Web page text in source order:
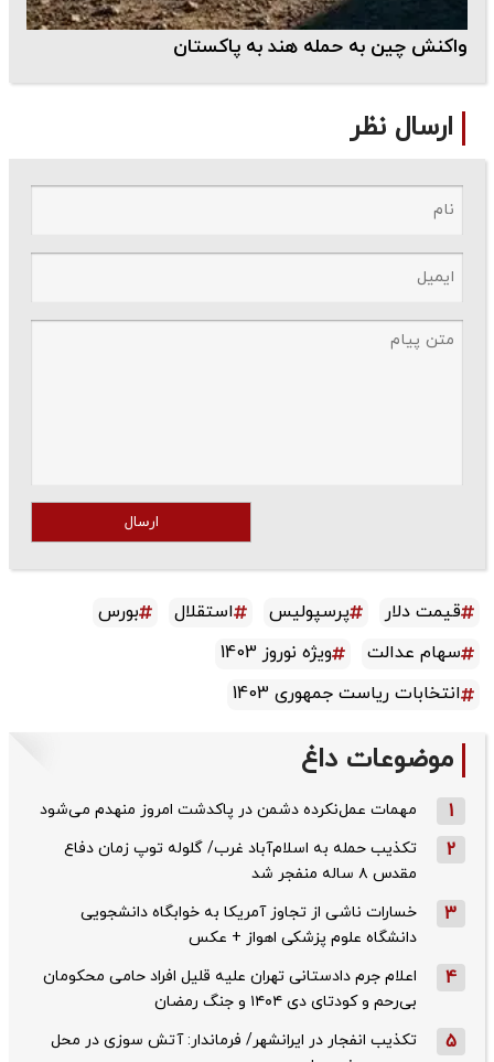
واکنش چین به حمله هند به پاکستان
ارسال نظر
ارسال
قیمت دلار پرسپولیس استقلال
بورس
سهام عدالت
ویژه نوروز 1403
انتخابات ریاست جمهوری 1403
موضوعات داغ
1 مهمات عمل‌نکرده دشمن در پاکدشت امروز منهدم می‌شود
2
تکذیب حمله به اسلام‌آباد غرب/ گلوله توپ زمان دفاع
مقدس ۸ ساله منفجر شد
3
خسارات ناشی از تجاوز آمریکا به خوابگاه دانشجویی
دانشگاه علوم پزشکی اهواز + عکس
4
اعلام جرم دادستانی تهران علیه قلیل افراد حامی محکومان
بی‌رحم و کودتای دی‌ ۱۴۰۴ و جنگ رمضان
5
تکذیب ‌انفجار در ایرانشهر/ فرماندار: آتش سوزی در محل